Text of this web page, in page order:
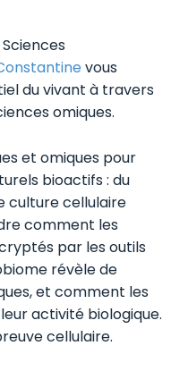
vous
du vivant à travers
omiques.
et omiques pour
bioactifs : du
culture cellulaire
comment les
par les outils
révèle de
et comment les
activité biologique.
cellulaire.